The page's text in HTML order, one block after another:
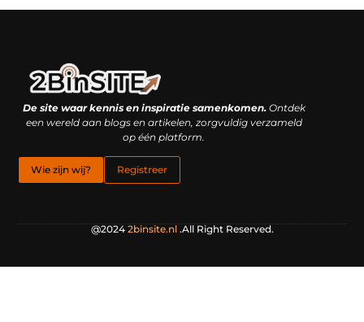
De site waar kennis en inspiratie samenkomen.Ontdek
een wereld aan blogs en artikelen, zorgvuldig verzameld
op één platform.
Wie zijn wij? Registreer
@2024 2binsite.nl.All Right Reserved.